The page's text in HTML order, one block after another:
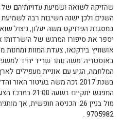
שהזיקה לשואה ושמיעת עדויותיהם של
השנים ולכן ישנה חשיבות רבה
יספר את סיפורו המרגש של הישרדותו
אושוויץ בירקנאו, צעדת המוות ומחנות
באוסטריה. משה נותר שריד יחיד
המלחמה, הגיע עם אוניית מעפילים
בשנת 2017 זכה משה בעיטור
המפגש יתקיים
9705982 .